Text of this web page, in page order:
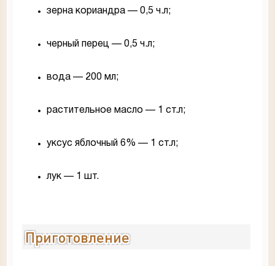
зерна кориандра — 0,5 ч.л;
черный перец — 0,5 ч.л;
вода — 200 мл;
растительное масло — 1 ст.л;
уксус яблочный 6% — 1 ст.л;
лук — 1 шт.
Приготовление